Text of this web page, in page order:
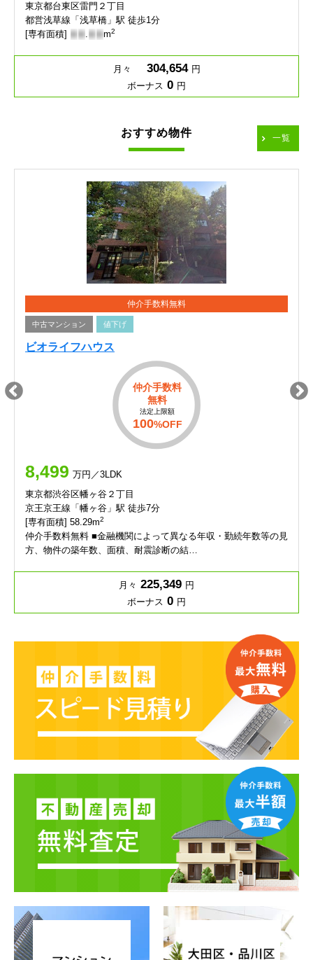
東京都台東区雷門２丁目
都営浅草線「浅草橋」駅 徒歩1分
[専有面積] - - .- - m2
月々 304,654 円
ボーナス 0 円
おすすめ物件 一覧
仲介手数料無料
中古マンション 値下げ
ビオライフハウス
仲介手数料
無料
法定上限額
100%OFF
8,499 万円／3LDK
東京都渋谷区幡ヶ谷２丁目
京王京王線「幡ヶ谷」駅 徒歩7分
[専有面積] 58.29m2
仲介手数料無料 ■金融機関によって異なる年収・勤続年数等の見
方、物件の築年数、面積、耐震診断の結…
月々 225,349 円
ボーナス 0 円